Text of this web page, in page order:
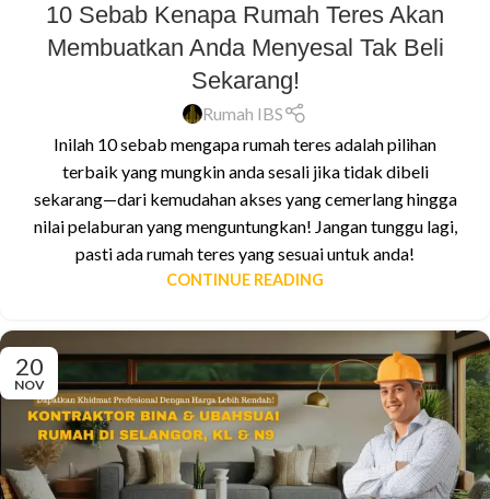
10 Sebab Kenapa Rumah Teres Akan
Membuatkan Anda Menyesal Tak Beli
Sekarang!
Rumah IBS
Inilah 10 sebab mengapa rumah teres adalah pilihan
terbaik yang mungkin anda sesali jika tidak dibeli
sekarang—dari kemudahan akses yang cemerlang hingga
nilai pelaburan yang menguntungkan! Jangan tunggu lagi,
pasti ada rumah teres yang sesuai untuk anda!
CONTINUE READING
20
NOV